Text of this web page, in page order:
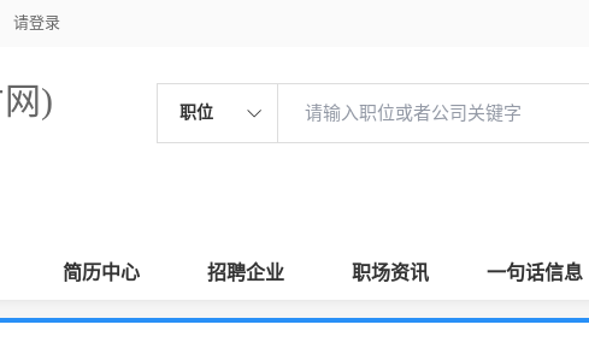
请登录
) 职位
简历中心 招聘企业 职场资讯 一句话信息